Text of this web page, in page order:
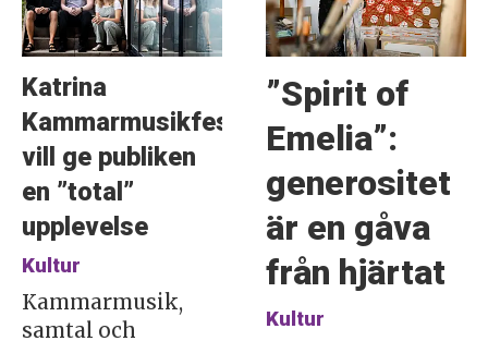
Katrina
Kammarmusikfestival
vill ge publiken
en ”total”
upplevelse
Kultur
Kammarmusik,
samtal och
”Spirit of
Emelia”:
generositet
är en gåva
från hjärtat
Kultur